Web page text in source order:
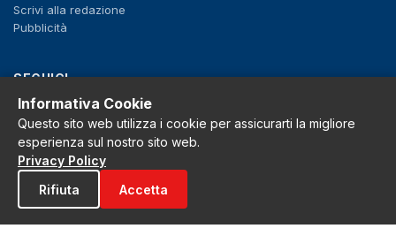
Scrivi alla redazione
Pubblicità
SEGUICI
f X IG YT
Privacy Policy
Cookie Policy
Note legali
La Redazione
Informativa Cookie
Questo sito web utilizza i cookie per assicurarti la migliore
esperienza sul nostro sito web.
Privacy Policy
Rifiuta
Accetta